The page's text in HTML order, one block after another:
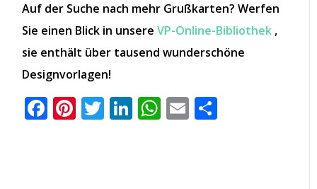
Auf der Suche nach mehr Grußkarten? Werfen
Sie einen Blick in unsereVP-Online-Bibliothek ,
sie enthält über tausend wunderschöne
Designvorlagen!
Facebook
Pinterest
Twitter
LinkedIn
WhatsApp
Email